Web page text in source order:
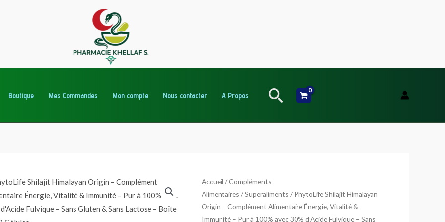
Boutique Mes Commandes Mon compte Nous contacter A Propos Rechercher
Accueil /Compléments
Alimentaires /Superaliments / PhytoLife Shilajit Himalayan
Origin – Complément Alimentaire Énergie, Vitalité &
Immunité – Pur à 100% avec 30% d’Acide Fulvique – Sans
quantité
de
PhytoLife